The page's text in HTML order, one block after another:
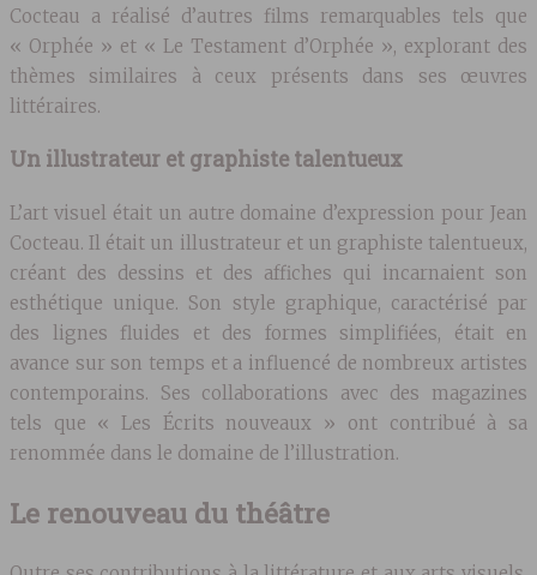
Cocteau a réalisé d’autres films remarquables tels que
« Orphée » et « Le Testament d’Orphée », explorant des
thèmes similaires à ceux présents dans ses œuvres
littéraires.
Un illustrateur et graphiste talentueux
L’art visuel était un autre domaine d’expression pour Jean
Cocteau. Il était un illustrateur et un graphiste talentueux,
créant des dessins et des affiches qui incarnaient son
esthétique unique. Son style graphique, caractérisé par
des lignes fluides et des formes simplifiées, était en
avance sur son temps et a influencé de nombreux artistes
contemporains. Ses collaborations avec des magazines
tels que « Les Écrits nouveaux » ont contribué à sa
renommée dans le domaine de l’illustration.
Le renouveau du théâtre